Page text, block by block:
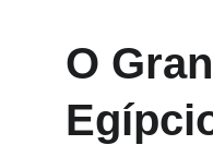
O